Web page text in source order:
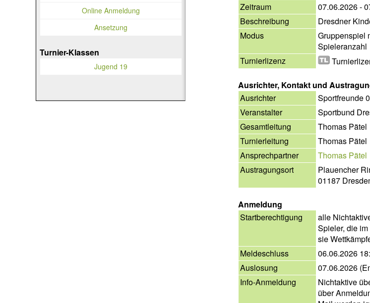
Zeitraum
07.06.2026 -
Beschreibung
Dresdner
Modus
Gruppenspiel
Spieleranzahl
Turnierlizenz
Ausrichter, Kontakt und
Ausrichter
Sportfreunde
Veranstalter
Sportbund
Gesamtleitung
Thomas Pätel
Turnierleitung
Thomas Pätel
Ansprechpartner
Thomas Pätel
Austragungsort
Plauencher
01187
Anmeldung
Startberechtigung
alle
Spieler, die
sie
Meldeschluss
06.06.2026
Auslosung
07.06.2026
Info-Anmeldung
Nichtaktive
über
Online Anmeldung
Ansetzung
Turnier-Klassen
Jugend 19